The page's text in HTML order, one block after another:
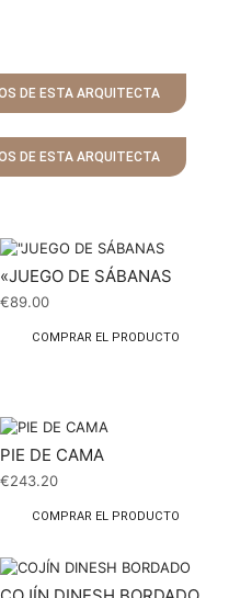
DE ESTA ARQUITECTA
DE ESTA ARQUITECTA
«JUEGO DE SÁBANAS
€89.00
COMPRAR EL PRODUCTO
PIE DE CAMA
€243.20
COMPRAR EL PRODUCTO